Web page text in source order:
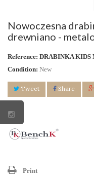
Nowoczesna
drewniano -
Reference: DRABINKA KIDS
Condition: New
Tweet Share
Print